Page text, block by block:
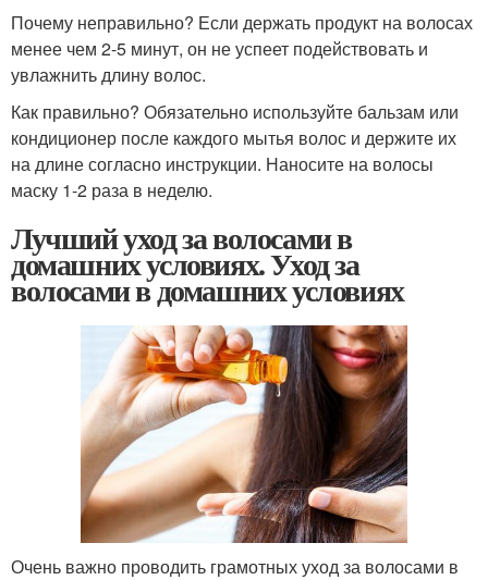
Почему неправильно? Если держать продукт на волосах
менее чем 2-5 минут, он не успеет подействовать и
увлажнить длину волос.
Как правильно? Обязательно используйте бальзам или
кондиционер после каждого мытья волос и держите их
на длине согласно инструкции. Наносите на волосы
маску 1-2 раза в неделю.
Лучший уход за волосами в
домашних условиях. Уход за
волосами в домашних условиях
Очень важно проводить грамотных уход за волосами в